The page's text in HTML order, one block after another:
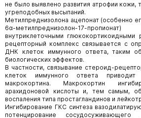
не было выявлено развития атрофии кожи,
угреподобных высыпаний.
Метилпреднизолона ацепонат (особенно
6α-метилпреднизолон-17-
внутриклеточными
рецепторный комплекс связывается с
ДНК клеток иммунного ответа, таким
биологических эффектов.
В частности, связывание стероид-
клеток иммунного ответа
макрокортина. Макрокортин
арахидоновой кислоты и, тем самым,
воспаления типа простагландинов и
Ингибирование ГКС синтеза
потенцирование сосудосуживающего